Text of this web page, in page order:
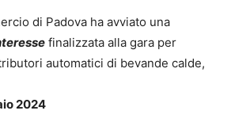
di Padova ha avviato una
finalizzata alla gara per
automatici di bevande calde,
2024